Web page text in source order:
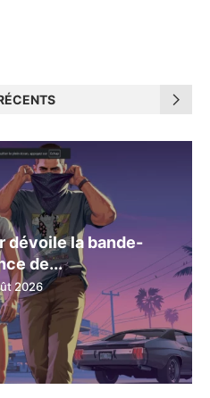
dévoile la bande-
de...
2026